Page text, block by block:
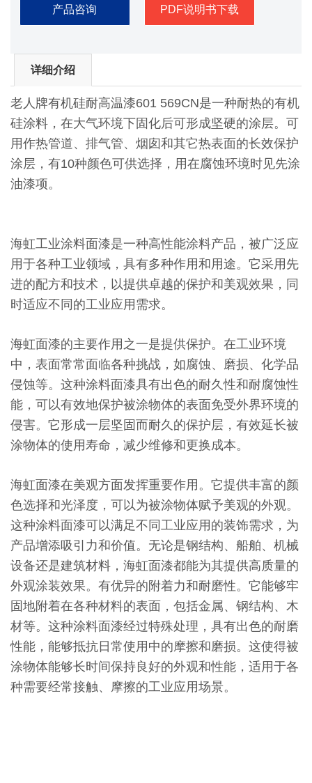
产品咨询 PDF说明书下载
详细介绍
老人牌有机硅耐高温漆601 569CN是一种耐热的有机
硅涂料，在大气环境下固化后可形成坚硬的涂层。可
用作热管道、排气管、烟囱和其它热表面的长效保护
涂层，有10种颜色可供选择，用在腐蚀环境时见先涂
油漆项。
海虹工业涂料面漆是一种高性能涂料产品，被广泛应
用于各种工业领域，具有多种作用和用途。它采用先
进的配方和技术，以提供卓越的保护和美观效果，同
时适应不同的工业应用需求。
海虹面漆的主要作用之一是提供保护。在工业环境
中，表面常常面临各种挑战，如腐蚀、磨损、化学品
侵蚀等。这种涂料面漆具有出色的耐久性和耐腐蚀性
能，可以有效地保护被涂物体的表面免受外界环境的
侵害。它形成一层坚固而耐久的保护层，有效延长被
涂物体的使用寿命，减少维修和更换成本。
海虹面漆在美观方面发挥重要作用。它提供丰富的颜
色选择和光泽度，可以为被涂物体赋予美观的外观。
这种涂料面漆可以满足不同工业应用的装饰需求，为
产品增添吸引力和价值。无论是钢结构、船舶、机械
设备还是建筑材料，海虹面漆都能为其提供高质量的
外观涂装效果。有优异的附着力和耐磨性。它能够牢
固地附着在各种材料的表面，包括金属、钢结构、木
材等。这种涂料面漆经过特殊处理，具有出色的耐磨
性能，能够抵抗日常使用中的摩擦和磨损。这使得被
涂物体能够长时间保持良好的外观和性能，适用于各
种需要经常接触、摩擦的工业应用场景。